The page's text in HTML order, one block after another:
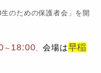
のための保護者会」を開
～ 18:00 、会場は早稲